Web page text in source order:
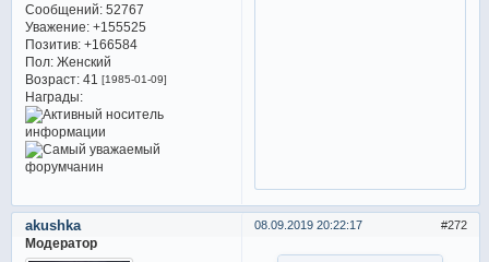
Сообщений:52767
Уважение: +155525
Позитив: +166584
Пол:Женский
Возраст:41 [1985-01-09]
Награды:
272
08.09.2019 20:22:17
akushka
Модератор